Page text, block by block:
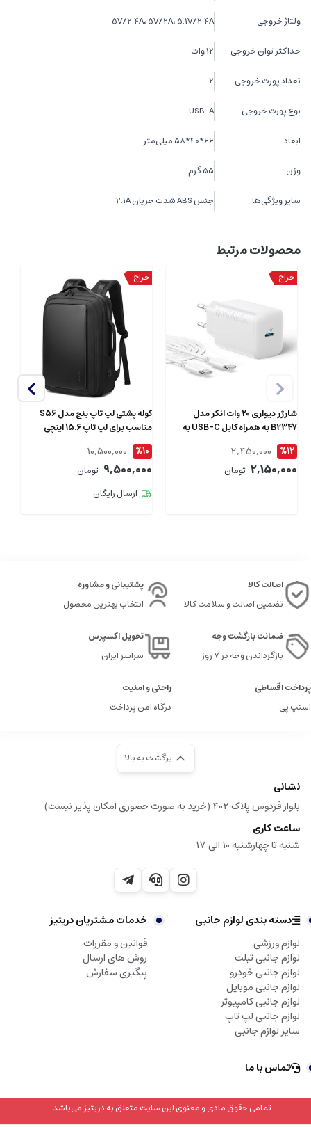
ولتاژ خروجی 5V/2.4A، 5V/2A، 5.1V/2.4A
حداکثر توان خروجی 12 وات
تعداد پورت خروجی 2
نوع پورت خروجی USB-A
ابعاد 66*40*58 میلی‌متر
وزن 55 گرم
سایر ویژگی‌ها جنس ABS شدت جریان 2.1A
محصولات مرتبط
شارژر دیواری 20 وات انکر مدل
B2347 به همراه کابل USB-C به
طول 1.5 متر
%12
2,450,000
2,150,000 تومان
کوله پشتی لپ تاپ بنج مدل S56
مناسب برای لپ تاپ 15.6 اینچی
%10
10,500,000
9,500,000 تومان
ارسال رایگان
اصالت کالا
تضمین اصالت و سلامت کالا
پشتیبانی و مشاوره
انتخاب بهترین محصول
ضمانت بازگشت وجه
بازگرداندن وجه در ۷ روز
تحویل اکسپرس
سراسر ایران
پرداخت اقساطی
اسنپ پی
راحتی و امنیت
درگاه امن پرداخت
برگشت به بالا
نشانی
بلوار فردوس پلاک 402 (خرید به صورت حضوری امکان پذیر نیست)
ساعت کاری
شنبه تا چهارشنبه 10 الی 17
دسته بندی لوازم جانبی
لوازم ورزشی
لوازم جانبی تبلت
لوازم جانبی خودرو
لوازم جانبی موبایل
لوازم جانبی کامپیوتر
لوازم جانبی لپ تاپ
سایر لوازم جانبی
خدمات مشتریان دریتیز
قوانین و مقررات
روش های ارسال
پیگیری سفارش
تماس با ما
تمامی حقوق مادی و معنوی این سایت متعلق به دریتیز می‌باشد.